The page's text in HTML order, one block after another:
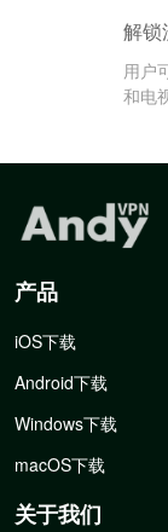
解锁
用户
和电
产品
iOS下载
Android下载
Windows下载
macOS下载
关于我们